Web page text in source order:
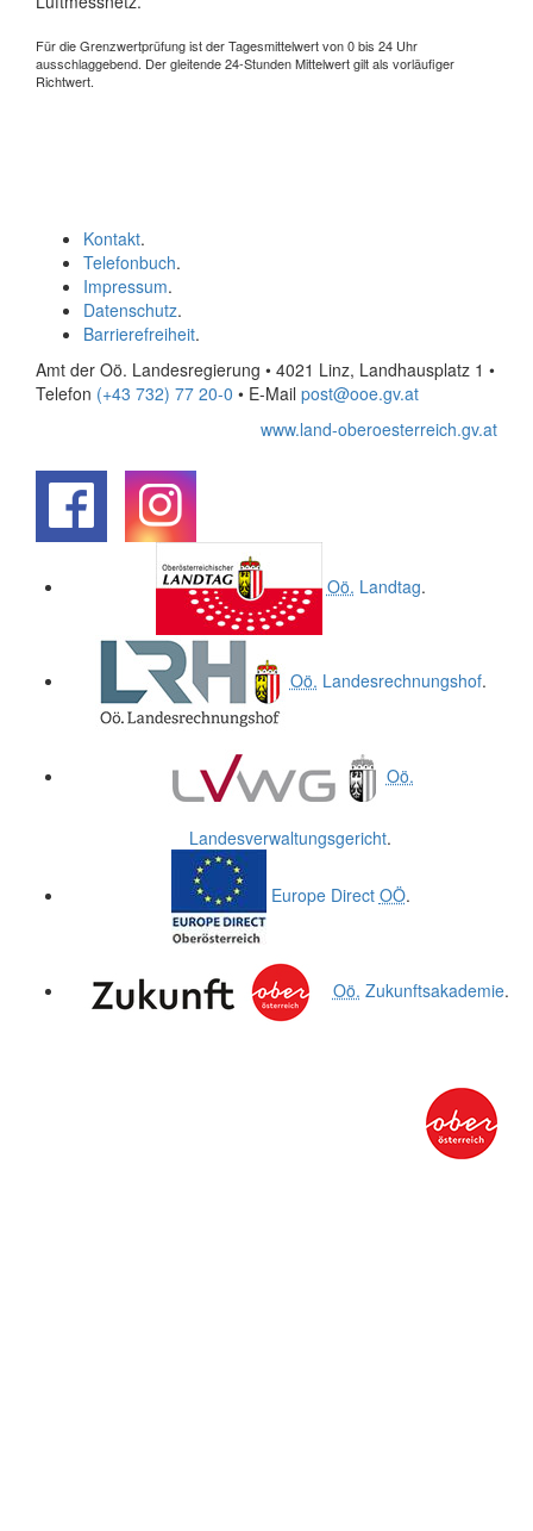
Für die Grenzwertprüfung ist der Tagesmittelwert von 0 bis 24 Uhr
ausschlaggebend. Der gleitende 24-Stunden Mittelwert gilt als vorläufiger
Richtwert.
Kontakt.
Telefonbuch.
Impressum.
Datenschutz.
Barrierefreiheit.
Amt der Oö. Landesregierung • 4021 Linz, Landhausplatz 1 •
Telefon (+43 732) 77 20-0 • E-Mail post@ooe.gv.at
www.land-oberoesterreich.gv.at
Oö. Landtag.
Oö. Landesrechnungshof.
Oö.
Landesverwaltungsgericht.
Europe Direct OÖ.
Oö. Zukunftsakademie.